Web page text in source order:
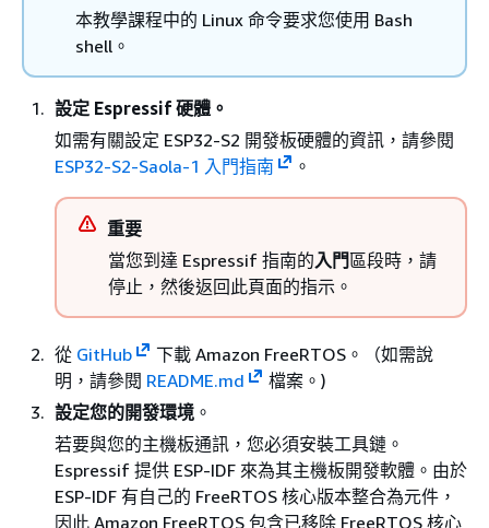
本教學課程中的 Linux 命令要求您使用 Bash
shell。
設定 Espressif 硬體。
如需有關設定 ESP32-S2 開發板硬體的資訊，請參閱
ESP32-S2-Saola-1 入門指南
。
重要
當您到達 Espressif 指南的入門區段時，請
停止，然後返回此頁面的指示。
從 GitHub
下載 Amazon FreeRTOS。（如需說
明，請參閱 README.md
檔案。)
設定您的開發環境 。
若要與您的主機板通訊，您必須安裝工具鏈。
Espressif 提供 ESP-IDF 來為其主機板開發軟體。由於
ESP-IDF 有自己的 FreeRTOS 核心版本整合為元件，
因此 Amazon FreeRTOS 包含已移除 FreeRTOS 核心